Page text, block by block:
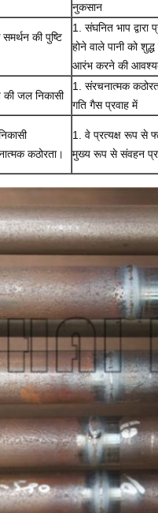
नुकसान
की पुष्टि
1. संघनित भाप
होने वाले पानी को
आरंभ करने की
की जल निकासी
1. संरचनात्मक
गति गैस प्रवाह में
कठोरता।
1. वे प्रत्यक्ष रूप से
मुख्य रूप से संवहन